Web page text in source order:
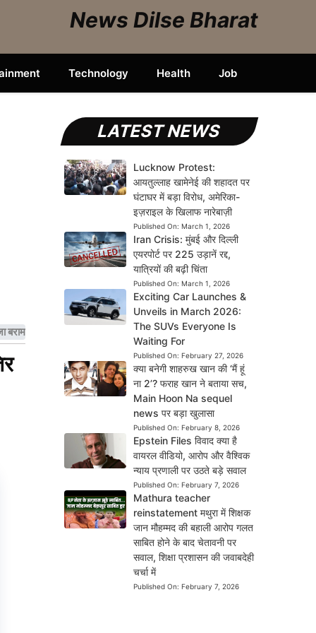
News Dilse Bharat
Technology Health Job
LATEST NEWS
Lucknow Protest:
आयतुल्लाह खामेनेई की शहादत पर
घंटाघर में बड़ा विरोध, अमेरिका-
इज़राइल के खिलाफ नारेबाज़ी
Published On: March 1, 2026
Iran Crisis: मुंबई और दिल्ली
एयरपोर्ट पर 225 उड़ानें रद्द,
यात्रियों की बढ़ी चिंता
Published On: March 1, 2026
Exciting Car Launches &
Unveils in March 2026:
The SUVs Everyone Is
Waiting For
Published On: February 27, 2026
क्या बनेगी शाहरुख खान की ‘मैं हूं
ना 2’? फराह खान ने बताया सच,
Main Hoon Na sequel
news पर बड़ा खुलासा
Published On: February 8, 2026
Epstein Files विवाद क्या है
वायरल वीडियो, आरोप और वैश्विक
न्याय प्रणाली पर उठते बड़े सवाल
Published On: February 7, 2026
Mathura teacher
reinstatement मथुरा में शिक्षक
जान मौहम्मद की बहाली आरोप गलत
साबित होने के बाद चेतावनी पर
सवाल, शिक्षा प्रशासन की जवाबदेही
चर्चा में
Published On: February 7, 2026